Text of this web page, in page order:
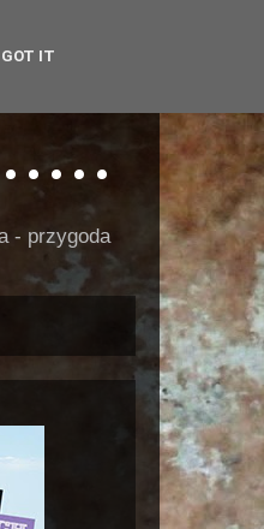
- przygoda
GOT IT